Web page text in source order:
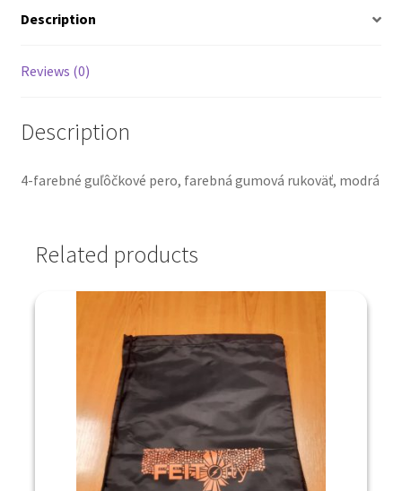
Description
Reviews (0)
Description
4-farebné guľôčkové pero, farebná gumová rukoväť, modrá
Related products